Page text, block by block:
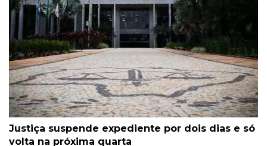
Justiça suspende expediente por dois dias e só
volta na próxima quarta